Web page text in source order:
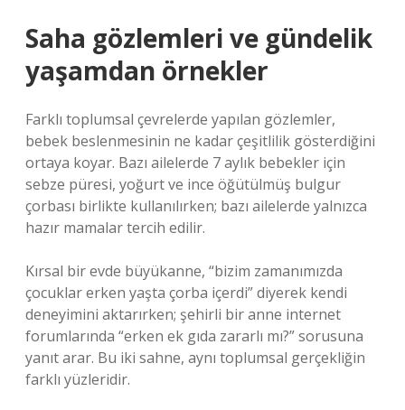
Saha gözlemleri ve gündelik
yaşamdan örnekler
Farklı toplumsal çevrelerde yapılan gözlemler,
bebek beslenmesinin ne kadar çeşitlilik gösterdiğini
ortaya koyar. Bazı ailelerde 7 aylık bebekler için
sebze püresi, yoğurt ve ince öğütülmüş bulgur
çorbası birlikte kullanılırken; bazı ailelerde yalnızca
hazır mamalar tercih edilir.
Kırsal bir evde büyükanne, “bizim zamanımızda
çocuklar erken yaşta çorba içerdi” diyerek kendi
deneyimini aktarırken; şehirli bir anne internet
forumlarında “erken ek gıda zararlı mı?” sorusuna
yanıt arar. Bu iki sahne, aynı toplumsal gerçekliğin
farklı yüzleridir.